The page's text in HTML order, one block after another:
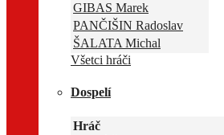
GIBAS Marek
PANČIŠIN Radoslav
ŠALATA Michal
Všetci hráči
Dospelí
Hráč